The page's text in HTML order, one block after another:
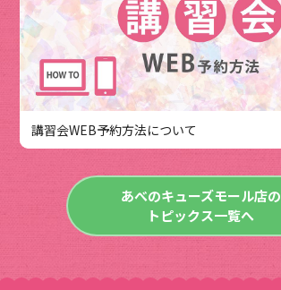
講習会WEB予約方法について
あべのキューズモール店の
トピックス一覧へ